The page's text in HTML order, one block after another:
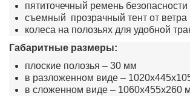
пятиточечный ремень безопасности
съемный прозрачный тент от ветра
колеса на полозьях для удобной
Габаритные размеры:
плоские полозья – 30 мм
в разложенном виде –
в сложенном виде – 1060х455х260